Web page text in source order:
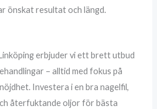
önskat resultat och längd.
erbjuder vi ett brett utbud
– alltid med fokus på
Investera i en bra nagelfil,
återfuktande oljor för bästa